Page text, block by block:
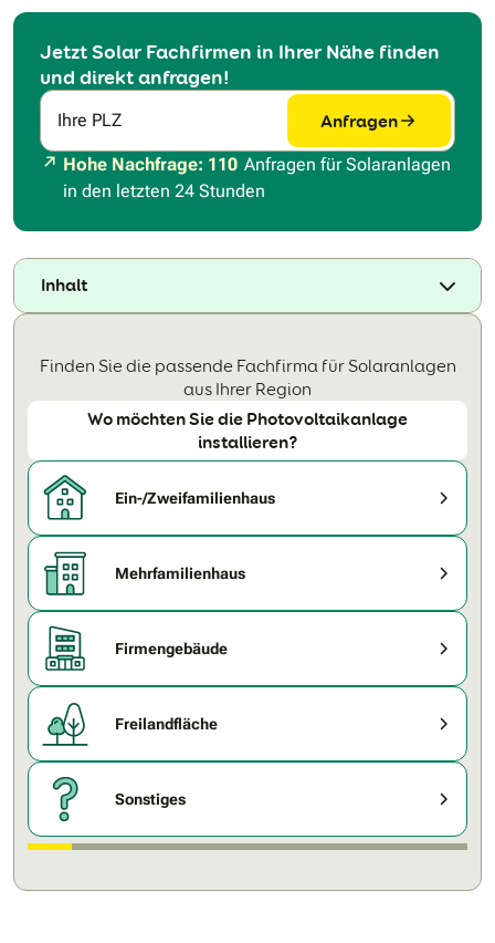
Jetzt Solar Fachfirmen in Ihrer Nähe finden
und direkt anfragen!
Ihre PLZ Anfragen
Hohe Nachfrage: 110 Anfragen für Solaranlagen
in den letzten 24 Stunden
Inhalt
Finden Sie die passende Fachfirma für Solaranlagen
aus Ihrer Region
Wo möchten Sie die Photovoltaikanlage
installieren?
Ein-/Zweifamilienhaus
Mehrfamilienhaus
Firmengebäude
Freilandfläche
Sonstiges